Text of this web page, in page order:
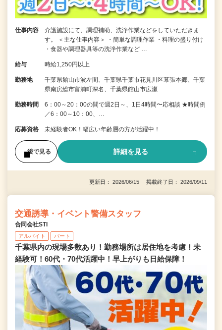
仕事内容
介護施設にて、調理補助、洗浄作業などをしていただきま
す。 ＜主な仕事内容＞ ・簡単な調理作業 ・料理の盛り付け
・食器や調理器具等の洗浄作業など …
給与 時給1,250円以上
勤務地
千葉県館山市波左間、千葉県千葉市花見川区幕張本郷、千葉
県南房総市富浦町深名、千葉県館山市広瀬
勤務時間
6：00～20：00の間で週2日～、1日4時間〜応相談 ★時間例
／6：00～10：00、…
応募資格 未経験者OK！幅広い年齢層の方が活躍中！
後で見る 詳細を見る
更新日： 2026/06/15 掲載終了日： 2026/09/11
交通誘導・イベント警備スタッフ
合同会社STI
アルバイト パート
千葉県内の現場多数あり！勤務場所は居住地を考慮！未
経験可！60代・70代活躍中！早上がりも日給保障！